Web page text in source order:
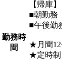
勤務時
間
【帰庫】
■朝勤務
■午後勤
★月間12
★定時制